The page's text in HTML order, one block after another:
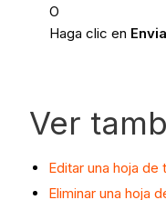
O
Haga clic en
Ver
Editar una hoja de
Eliminar una hoja